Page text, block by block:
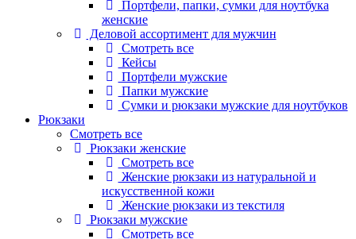
Портфели, папки, сумки для ноутбука
женские
Деловой ассортимент для мужчин
Смотреть все
Кейсы
Портфели мужские
Папки мужские
Сумки и рюкзаки мужские для ноутбуков
Рюкзаки
Смотреть все
Рюкзаки женские
Смотреть все
Женские рюкзаки из натуральной и
искусственной кожи
Женские рюкзаки из текстиля
Рюкзаки мужские
Смотреть все